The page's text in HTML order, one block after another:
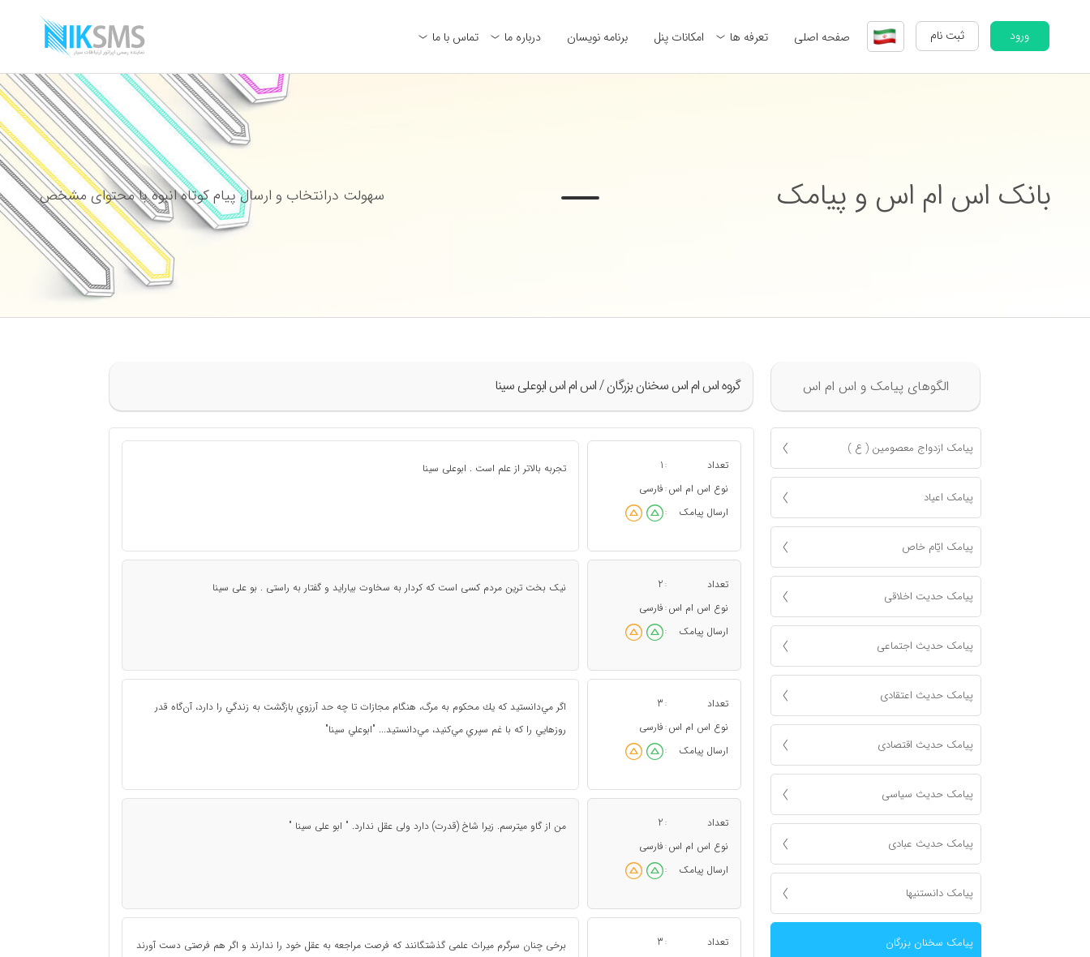
ورود ثبت نام صفحه اصلی تعرفه ها امکانات پنل برنامه نویسان درباره ما تماس با ما
بانک اس ام اس و پیامک سهولت درانتخاب و ارسال پیام کوتاه انبوه با محتوای مشخص
الگوهای پیامک و اس ام اس
پیامک ازدواج معصومين ( ع )
پیامک اعياد
پیامک ايّام خاص
پیامک حدیت اخلاقی
پیامک حدیث اجتماعی
پیامک حدیث اعتقادی
پیامک حدیث اقتصادی
پیامک حدیث سیاسی
پیامک حدیث عبادی
پیامک دانستنیها
پیامک سخنان بزرگان
گروه اس ام اس سخنان بزرگان / اس ام اس ابوعلی سینا
تعداد :
1
نوع اس ام اس : فارسی
ارسال پیامک
:
تجربه بالاتر از علم است . ابوعلی سینا
تعداد :
2
نوع اس ام اس : فارسی
ارسال پیامک
:
نیک بخت ترین مردم کسی است که کردار به سخاوت بیاراید و گفتار به راستی . بو علی سینا
تعداد :
3
نوع اس ام اس : فارسی
ارسال پیامک
:
اگر مي‌دانستيد كه يك محكوم به مرگ، هنگام مجازات تا چه حد آرزوي بازگشت به زندگي را دارد، آن‌گاه قدر
روزهايي را كه با غم سپري مي‌كنيد، مي‌دانستيد... "ابوعلي سينا"
تعداد :
2
نوع اس ام اس : فارسی
ارسال پیامک
:
من از گاو میترسم. زیرا شاخ (قدرت) دارد ولی عقل ندارد. " ابو علی سینا "
تعداد :
3
برخی چنان سرگرم میراث علمی گذشتگانند که فرصت مراجعه به عقل خود را ندارند و اگر هم فرصتی دست آورند